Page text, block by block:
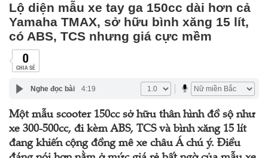
Lộ diện mẫu xe tay ga 150cc dài hơn cả
Yamaha TMAX, sở hữu bình xăng 15 lít,
có ABS, TCS nhưng giá cực mềm
0
CHIA SẺ
Nghe đọc bài 4:19
Một mẫu scooter 150cc sở hữu thân hình đồ sộ như
xe 300-500cc, đi kèm ABS, TCS và bình xăng 15 lít
đang khiến cộng đồng mê xe châu Á chú ý. Điều